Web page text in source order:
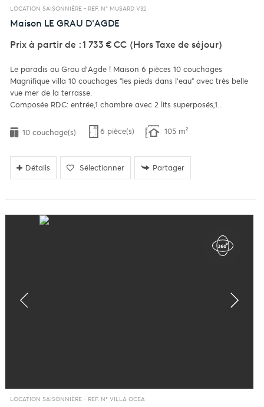
LOCATION SAISONNIÈRE - REF. N° MUSARD V32
Maison LE GRAU D'AGDE
Prix à partir de : 1 733 €CC (Hors Taxe de séjour)
Le paradis au Grau d'Agde ! Maison 6 pièces 10 couchages
Magnifique villa 10 couchages "les pieds dans l'eau" avec très belle
vue mer de la terrasse.
Composée RDC: entrée,1 chambre avec 2 lits superposés,1...
10 couchage(s) 6 pièce(s) 105 m²
Détails Sélectionner Partager
LOCATION SAISONNIÈRE - REF. N° VILLA OCEA